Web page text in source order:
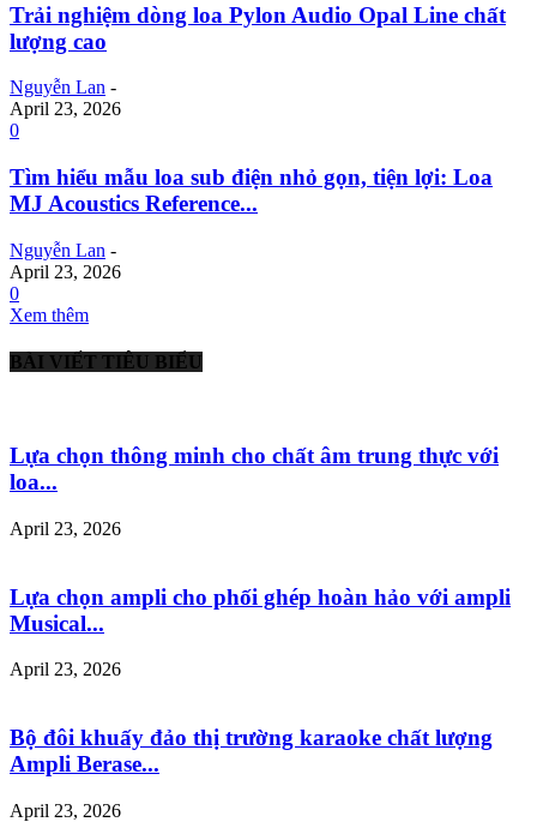
Trải nghiệm dòng loa Pylon Audio Opal Line chất
lượng cao
Nguyễn Lan -
April 23, 2026
0
Tìm hiểu mẫu loa sub điện nhỏ gọn, tiện lợi: Loa
MJ Acoustics Reference...
Nguyễn Lan -
April 23, 2026
0
Xem thêm
BÀI VIẾT TIÊU BIỂU
Lựa chọn thông minh cho chất âm trung thực với
loa...
April 23, 2026
Lựa chọn ampli cho phối ghép hoàn hảo với ampli
Musical...
April 23, 2026
Bộ đôi khuấy đảo thị trường karaoke chất lượng
Ampli Berase...
April 23, 2026